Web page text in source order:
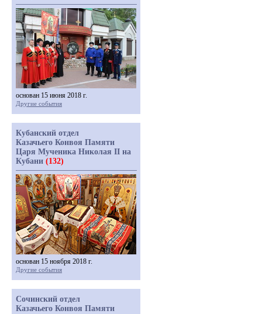
основан 15 июня 2018 г.
Другие события
Кубанский отдел
Казачьего Конвоя Памяти
Царя Мученика Николая II на
Кубани (132)
основан 15 ноября 2018 г.
Другие события
Сочинский отдел
Казачьего Конвоя Памяти